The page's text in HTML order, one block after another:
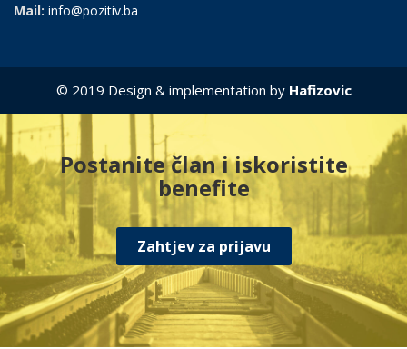
Mail: info@pozitiv.ba
© 2019 Design & implementation by Hafizovic
Postanite član i iskoristite
benefite
Zahtjev za prijavu